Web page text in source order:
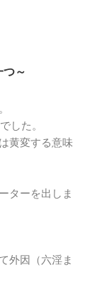
つ～
した。
黄変する意味
ターを出しま
外因（六淫ま